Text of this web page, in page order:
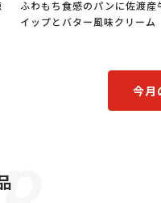
ホ
国産豚肉の旨みと国産野
㎜の超薄皮でもちもち食感
今月